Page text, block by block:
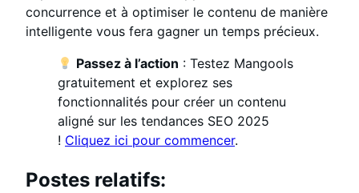
concurrence et à optimiser le contenu de manière
intelligente vous fera gagner un temps précieux.
Passez à l’action : Testez Mangools
gratuitement et explorez ses
fonctionnalités pour créer un contenu
aligné sur les tendances SEO 2025
! Cliquez ici pour commencer.
Postes relatifs: